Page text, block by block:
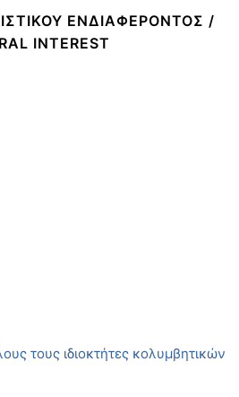
ΕΝΔΙΑΦΈΡΟΝΤΟΣ /
INTEREST
τους ιδιοκτήτες κολυμβητικών